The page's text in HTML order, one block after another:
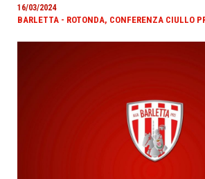
16/03/2024
BARLETTA - ROTONDA, CONFERENZA CIULLO